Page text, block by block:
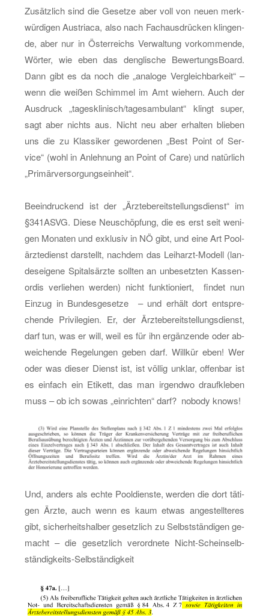
Zu­sätz­lich sind die Ge­set­ze aber voll von neuen merk­
wür­di­gen Aus­tria­ca, also nach Fach­aus­drü­cken klin­gen­
de, aber nur in Ös­ter­reichs Ver­wal­tung vor­kom­men­de,
Wör­ter, wie eben das deng­li­sche Be­wer­tungs­Board.
Dann gibt es da noch die „ana­lo­ge Ver­gleich­bar­keit“ –
wenn die wei­ßen Schim­mel im Amt wie­hern. Auch der
Aus­druck „ta­ges­kli­nisch/ta­gesam­bu­lant“ klingt super,
sagt aber nichts aus. Nicht neu aber er­hal­ten blie­ben
uns die zu Klas­si­ker ge­wor­de­nen „Best Point of Ser­
vice“ (wohl in An­leh­nung an Point of Care) und na­tür­lich
„Pri­mär­ver­sor­gungs­ein­heit“.
Be­ein­dru­ckend ist der „Ärz­te­be­reit­stel­lungs­dienst“ im
§341AS­VG. Diese Neu­schöp­fung, die es erst seit we­ni­
gen Mo­na­ten und ex­klu­siv in NÖ gibt, und eine Art Poo­l­
ärz­te­dienst dar­stellt, nach­dem das Leih­arzt-Mo­dell (lan­
des­ei­ge­ne Spi­tals­ärz­te soll­ten an un­be­setz­ten Kas­sen­
or­dis ver­lie­hen wer­den) nicht funk­tio­niert, fin­det nun
Ein­zug in Bun­des­ge­set­ze – und er­hält dort ent­spre­
chen­de Pri­vi­le­gi­en. Er, der Ärz­te­be­reit­stel­lungs­dienst,
darf tun, was er will, weil es für ihn er­gän­zen­de oder ab­
wei­chen­de Re­ge­lun­gen geben darf. Will­kür eben! Wer
oder was die­ser Dienst ist, ist völ­lig un­klar, of­fen­bar ist
es ein­fach ein Eti­kett, das man ir­gend­wo drauf­kle­ben
muss – ob ich sowas „ein­rich­ten“ darf? no­bo­dy knows!
Und, an­ders als echte Pool­diens­te, wer­den die dort tä­ti­
gen Ärzte, auch wenn es kaum etwas an­ge­stell­te­res
gibt, si­cher­heits­hal­ber ge­setz­lich zu Selbst­stän­di­gen ge­
macht – die ge­setz­lich ver­ord­ne­te Nicht-Schein­selb­
stän­dig­keits-Selb­stän­dig­keit